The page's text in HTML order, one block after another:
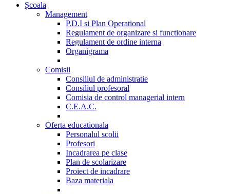
Școala
Management
P.D.I si Plan Operational
Regulament de organizare si functionare
Regulament de ordine interna
Organigrama
Comisii
Consiliul de administratie
Consiliul profesoral
Comisia de control managerial intern
C.E.A.C.
Oferta educationala
Personalul scolii
Profesori
Incadrarea pe clase
Plan de scolarizare
Proiect de incadrare
Baza materiala